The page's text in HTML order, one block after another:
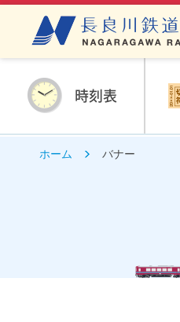
時刻表
ホーム バナー